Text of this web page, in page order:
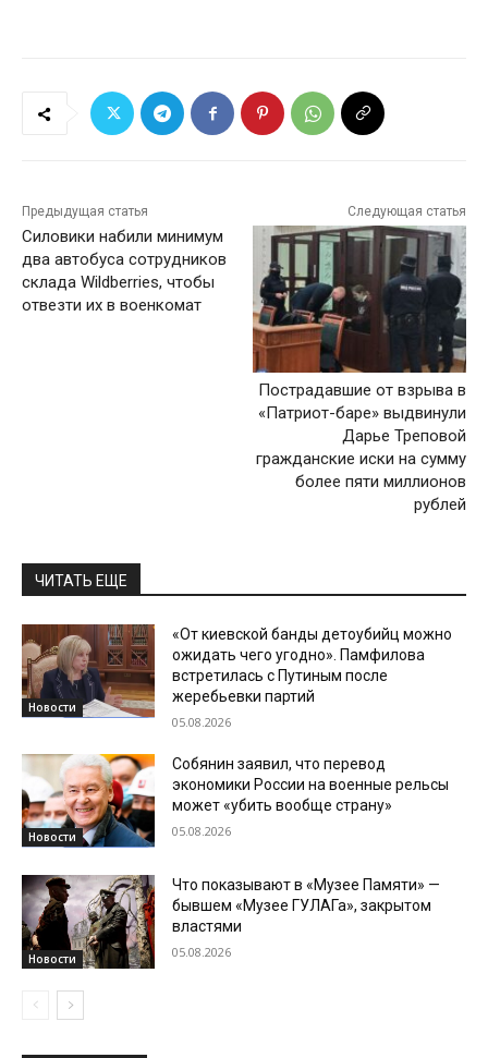
Предыдущая статья
Силовики набили минимум
два автобуса сотрудников
склада Wildberries, чтобы
отвезти их в военкомат
Следующая статья
Пострадавшие от взрыва в
«Патриот-баре» выдвинули
Дарье Треповой
гражданские иски на сумму
более пяти миллионов
рублей
ЧИТАТЬ ЕЩЕ
Новости
«От киевской банды детоубийц можно
ожидать чего угодно». Памфилова
встретилась с Путиным после
жеребьевки партий
05.08.2026
Новости
Собянин заявил, что перевод
экономики России на военные рельсы
может «убить вообще страну»
05.08.2026
Новости
Что показывают в «Музее Памяти» —
бывшем «Музее ГУЛАГа», закрытом
властями
05.08.2026